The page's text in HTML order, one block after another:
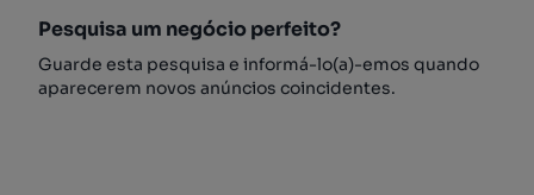
Pesquisa um negócio perfeito?
Guarde esta pesquisa e informá-lo(a)-emos quando
aparecerem novos anúncios coincidentes.